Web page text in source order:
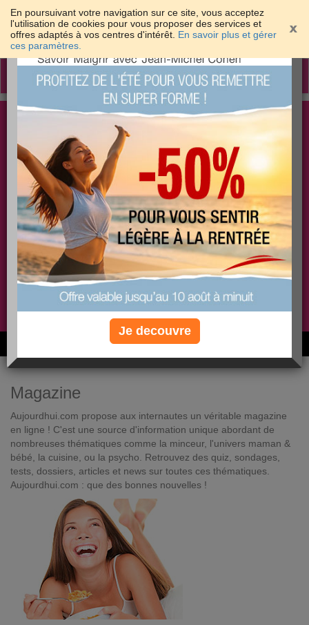
En poursuivant votre navigation sur ce site, vous acceptez
l'utilisation de cookies pour vous proposer des services et
offres adaptés à vos centres d'intérêt. En savoir plus et gérer
ces paramètres.
Toggle
Les meilleures solutions pour maigrir et être bien
dans sa peau
PLUS
EFFICACE
PLUS
SANTÉ
PLUS
COACHING
Non, je préfère le régime gratuit
6M de personnes ont maigri et réappris à manger avec nous
Magazine
Aujourdhui.com propose aux internautes un véritable magazine
en ligne ! C'est une source d'information unique abordant de
nombreuses thématiques comme la minceur, l'univers maman &
bébé, la cuisine, ou la psycho. Retrouvez des quiz, sondages,
tests, dossiers, articles et news sur toutes ces thématiques.
Aujourdhui.com : que des bonnes nouvelles !
×
Je decouvre